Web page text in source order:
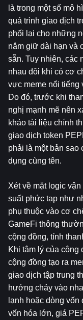
là trong một số mô
quá trình giao dịch
phối lại cho những
nắm giữ dài hạn và
sẵn. Tuy nhiên, các
nhau đôi khi có cơ
vực meme nổi tiếng
Do đó, trước khi
nghị mạnh mẽ nên
khảo tài liệu chính
giao dịch token
phải là một bản sao
dụng cùng tên.
Xét về mặt logic
suất phức tạp như
phụ thuộc vào cơ
GameFi thông
cộng đồng, tính
Khi tâm lý của cộng
cộng đồng tạo ra
giao dịch tập trung
hướng chảy vào
lạnh hoặc dòng
vốn hóa lớn, giá